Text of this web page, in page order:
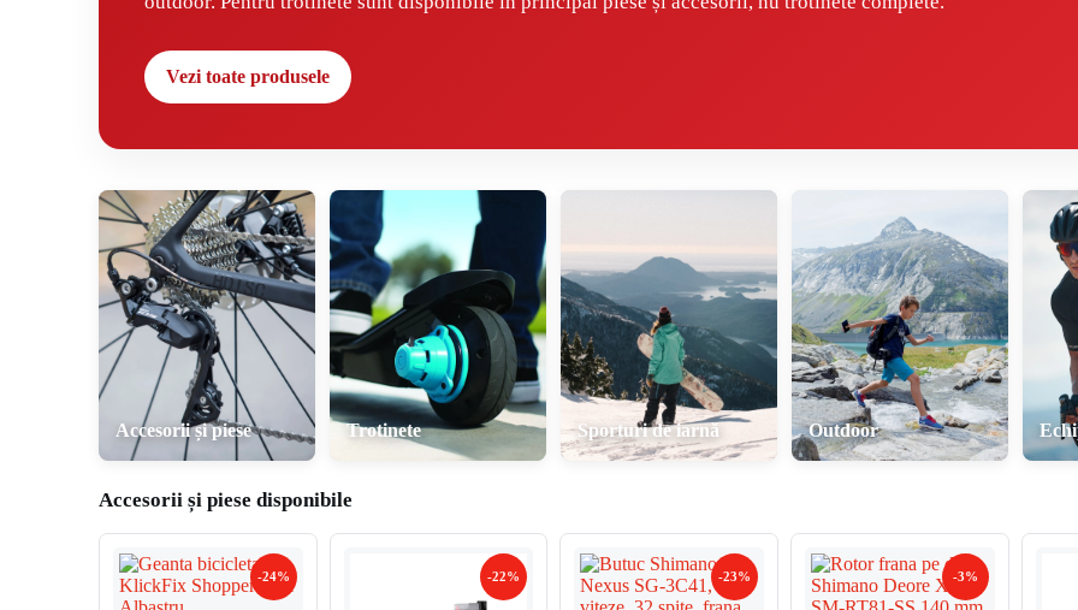
Vezi toate produsele
Accesorii și piese Trotinete Sporturi de iarnă Outdoor
Accesorii și piese disponibile
-24% -22% -23% -3%